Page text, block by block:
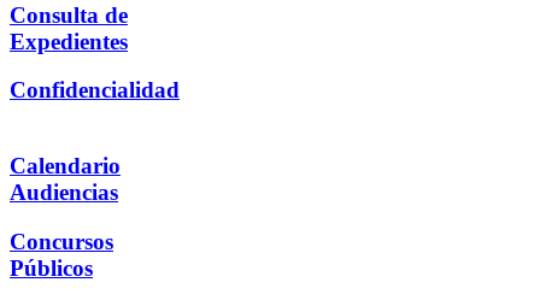
Consulta de
Expedientes
Confidencialidad
Calendario
Audiencias
Concursos
Públicos